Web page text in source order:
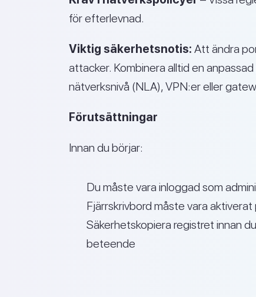
för efterlevnad.
Viktig säkerhetsnotis: Att ändra
attacker. Kombinera alltid en
nätverksnivå (NLA), VPN:er eller
Förutsättningar
Innan du börjar:
Du måste vara inloggad som
Fjärrskrivbord måste vara
Säkerhetskopiera registret innan
beteende